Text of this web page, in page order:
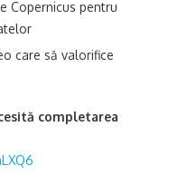
Copernicus pentru
care să valorifice
completarea